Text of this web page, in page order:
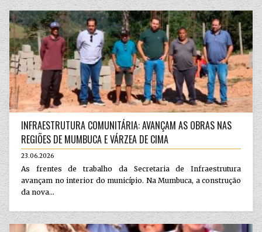
INFRAESTRUTURA COMUNITÁRIA: AVANÇAM AS OBRAS NAS
REGIÕES DE MUMBUCA E VÁRZEA DE CIMA
23.06.2026
As frentes de trabalho da Secretaria de Infraestrutura
avançam no interior do município. Na Mumbuca, a construção
da nova...